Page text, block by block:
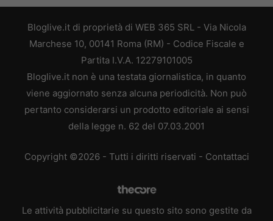
Bloglive.it di proprietà di WEB 365 SRL - Via Nicola
Marchese 10, 00141 Roma (RM) - Codice Fiscale e
Partita I.V.A. 12279101005
Bloglive.it non è una testata giornalistica, in quanto
viene aggiornato senza alcuna periodicità. Non può
pertanto considerarsi un prodotto editoriale ai sensi
della legge n. 62 del 07.03.2001
Copyright ©2026 - Tutti i diritti riservati - Contattaci
Le attività pubblicitarie su questo sito sono gestite da